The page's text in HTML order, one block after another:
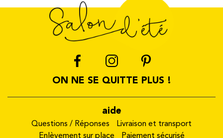
ON NE SE QUITTE PLUS !
aide
Questions / Réponses
Livraison et transport
Enlèvement sur place
Paiement sécurisé